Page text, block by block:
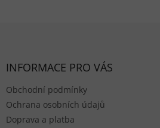
INFORMACE PRO VÁS
Obchodní podmínky
Ochrana osobních údajů
Doprava a platba